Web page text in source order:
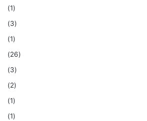
(1)
(3)
(1)
(26)
(3)
(2)
(1)
(1)